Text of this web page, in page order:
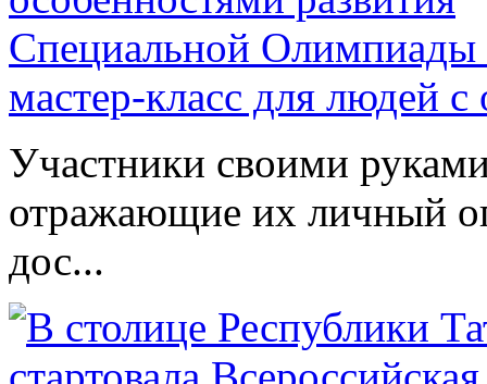
Специальной Олимпиады
мастер-класс для людей
Участники своими
отражающие их личный
дос...